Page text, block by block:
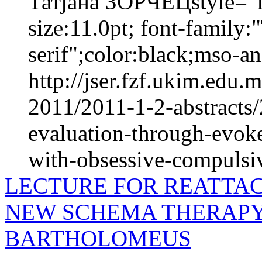
size:11.0pt; font-
serif";color:black;mso-
http://
2011/2011-1-2-
evaluation-through-
with-obsessive-
LECTURE FOR
NEW SCHEMA
BARTHOLOMEUS